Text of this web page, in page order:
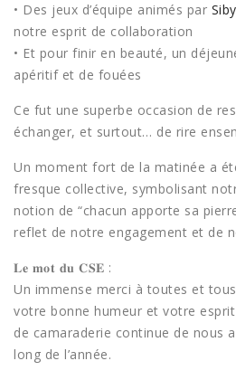
• Des jeux d’équipe animés par
notre esprit de collaboration
• Et pour finir en beauté, un
apéritif et de fouées
Ce fut une superbe occasion de
échanger, et surtout… de rire
Un moment fort de la matinée a
fresque collective, symbolisant
notion de “chacun apporte sa
reflet de notre engagement et de
𝐋𝐞 𝐦𝐨𝐭 𝐝𝐮 𝐂𝐒𝐄 :
Un immense merci à toutes et
votre bonne humeur et votre esprit
de camaraderie continue de nous
long de l’année.